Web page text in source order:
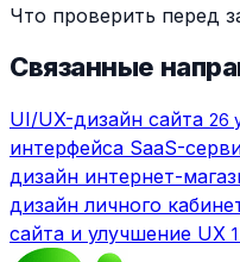
Что проверить перед
Связанные
UI/UX-дизайн сайта 26
интерфейса SaaS-
дизайн интернет-
дизайн личного
сайта и улучшение UX